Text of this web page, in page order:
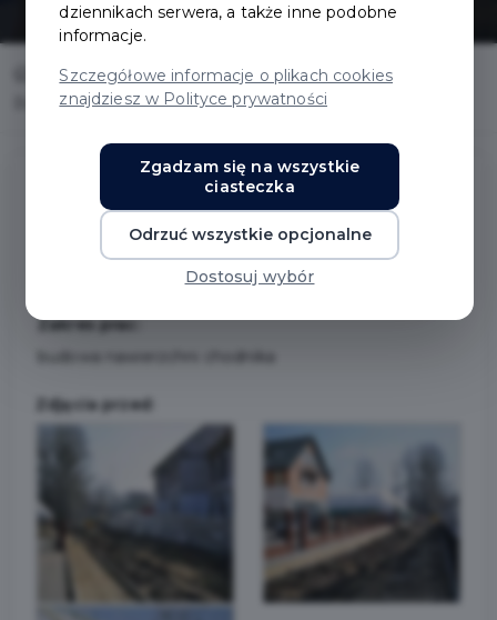
Home
Inwestycje
Budowa chodnika przy ul. Dworcowej
Budowa chodnika przy ul.
Dworcowej
Zakres prac:
Zdjęcia przed:
dziennikach serwera, a także inne podobne
informacje.
Szczegółowe informacje o plikach cookies
znajdziesz w Polityce prywatności
Zgadzam się na wszystkie
ciasteczka
Odrzuć wszystkie opcjonalne
Dostosuj wybór